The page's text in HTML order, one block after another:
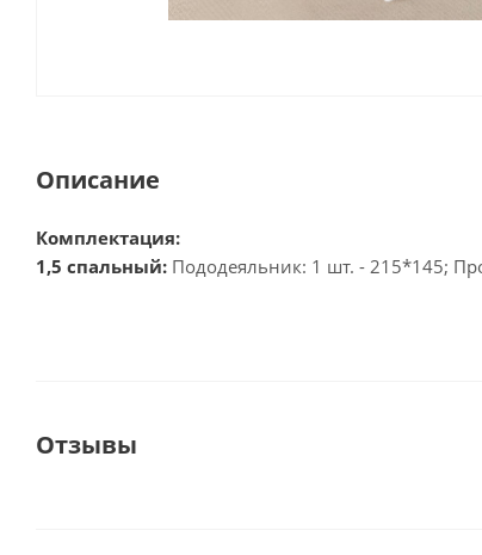
Описание
Комплектация:
1,5 спальный: Пододеяльник: 1 шт. - 215*145;
Отзывы